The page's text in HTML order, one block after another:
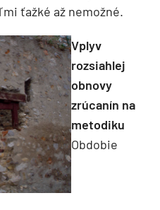
ťažké až nemožné.
Vplyv
rozsiahlej
obnovy
zrúcanín na
metodiku
Obdobie